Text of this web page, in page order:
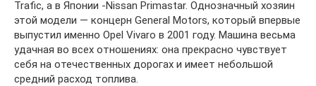
Trafic, а в Японии -Nissan Primastar. Однозначный хозяин
этой модели — концерн General Motors, который впервые
выпустил именно Opel Vivaro в 2001 году. Машина весьма
удачная во всех отношениях: она прекрасно чувствует
себя на отечественных дорогах и имеет небольшой
средний расход топлива.